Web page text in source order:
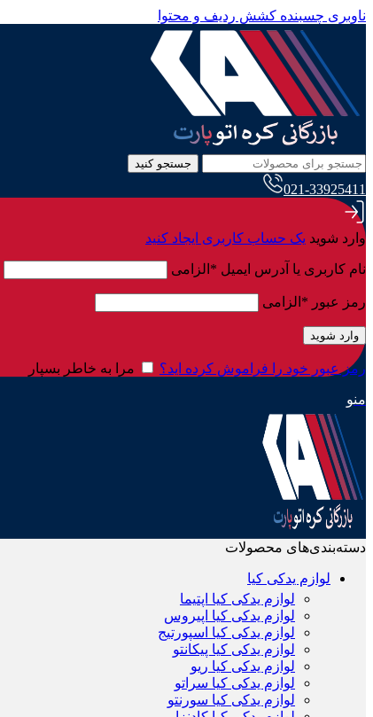
ناوبری چسبنده کشش ردیف و محتوا
جستجو کنید
021-33925411
وارد شوید یک حساب کاربری ایجاد کنید
نام کاربری یا آدرس ایمیل * الزامی
رمز عبور * الزامی
وارد شوید
رمز عبور خود را فراموش کرده اید؟ مرا به خاطر بسپار
منو
دسته‌بندی‌های محصولات
لوازم یدکی کیا
لوازم یدکی کیا اپتیما
لوازم یدکی کیا اپیروس
لوازم یدکی کیا اسپورتیج
لوازم یدکی کیا پیکانتو
لوازم یدکی کیا ریو
لوازم یدکی کیا سراتو
لوازم یدکی کیا سورنتو